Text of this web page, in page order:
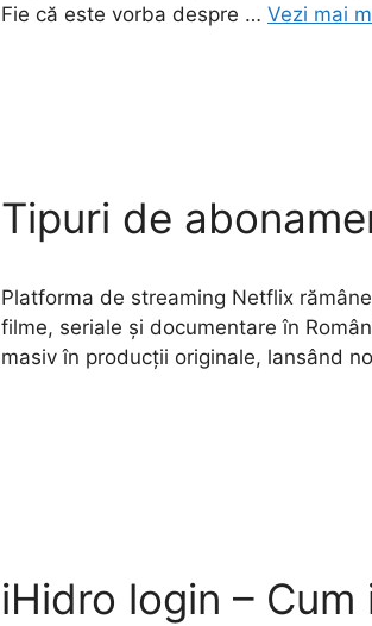
Fie că este vorba despre … Vezi mai
Tipuri de
Platforma de streaming Netflix
filme, seriale și documentare în
masiv în producții originale, lansând
iHidro login –